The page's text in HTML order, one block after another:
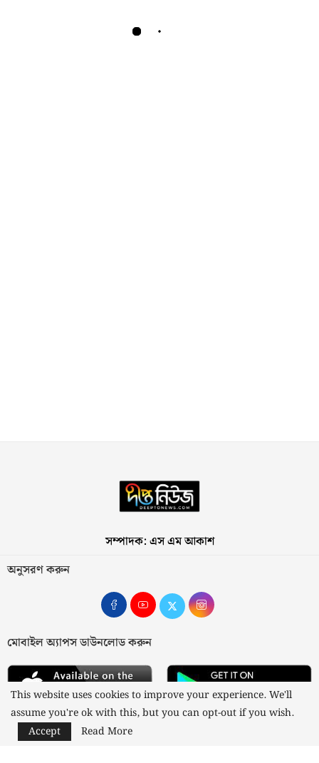
সম্পাদক: এস এম আকাশ
অনুসরণ করুন
মোবাইল অ্যাপস ডাউনলোড করুন
This website uses cookies to improve your experience. We'll
assume you're ok with this, but you can opt-out if you wish.
Accept
Read More